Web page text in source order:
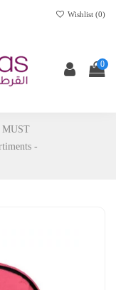
Wishlist (0)
0
MUST
-